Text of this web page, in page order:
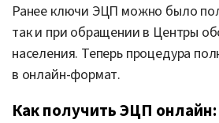
Ранее ключи ЭЦП можно было
так и при обращении в Центры
населения. Теперь процедура
в онлайн-формат.
Как получить ЭЦП онлайн: